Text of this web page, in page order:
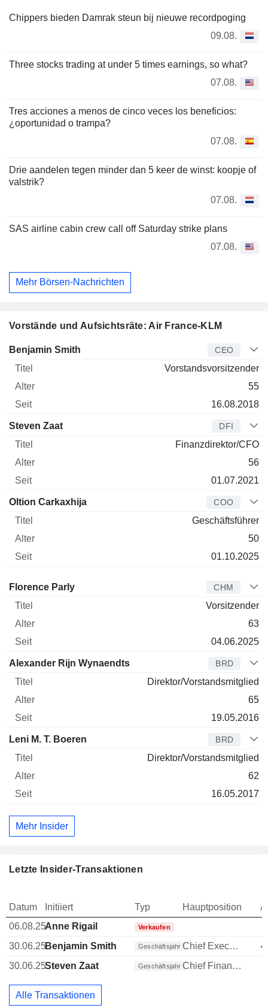
Chippers bieden Damrak steun bij nieuwe recordpoging
09.08.
Three stocks trading at under 5 times earnings, so what?
07.08.
Tres acciones a menos de cinco veces los beneficios:
¿oportunidad o trampa?
07.08.
Drie aandelen tegen minder dan 5 keer de winst: koopje of
valstrik?
07.08.
SAS airline cabin crew call off Saturday strike plans
07.08.
Mehr Börsen-Nachrichten
Vorstände und Aufsichtsräte: Air France-KLM
Manager Titel Alter
Benjamin Smith CEO
Vorstandsvorsitzender
55
16.08.2018
Steven Zaat DFI
Finanzdirektor/CFO
56
01.07.2021
Oltion Carkaxhija COO
Geschäftsführer
50
01.10.2025
Verwaltungsratsmitglied
Florence Parly CHM
Vorsitzender
63
04.06.2025
Alexander Rijn Wynaendts BRD
Direktor/Vorstandsmitglied
65
19.05.2016
Leni M. T. Boeren BRD
Direktor/Vorstandsmitglied
62
16.05.2017
Mehr Insider
Letzte Insider-Transaktionen
Datum Initiiert Typ Hauptposition
06.08.25Anne Rigail Verkaufen
30.06.25Benjamin Smith Geschäftsjahr Chief Executive Officer (CEO)
30.06.25Steven Zaat Geschäftsjahr Chief Financial Officer (CFO)
Alle Transaktionen